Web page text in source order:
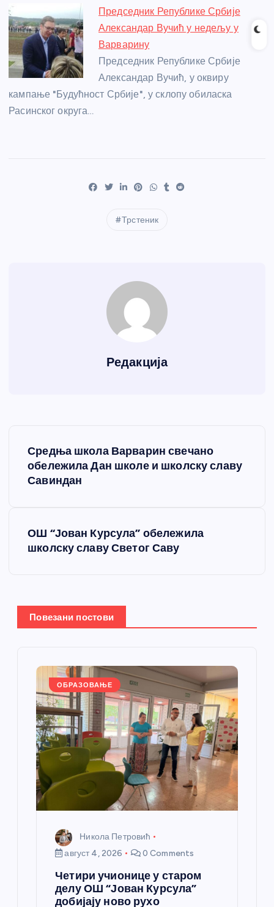
Председник Републике Србије
Александар Вучић у недељу у
Варварину
Председник Републике Србије
Александар Вучић, у оквиру
кампање "Будућност Србије", у склопу обиласка
Расинског округа…
Трстеник
Редакција
Средња школа Варварин свечано
обележила Дан школе и школску славу
Савиндан
ОШ “Јован Курсула” обележила
школску славу Светог Саву
Повезани постови
ОБРАЗОВАЊЕ
Никола Петровић
август 4, 2026
0 Comments
Четири учионице у старом
делу ОШ “Јован Курсула”
добијају ново рухо